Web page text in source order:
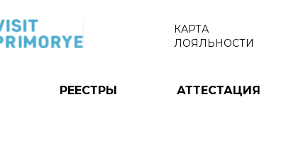
КАРТА
ЛОЯЛЬНОСТИ
РЕЕСТРЫ АТТЕСТАЦИЯ